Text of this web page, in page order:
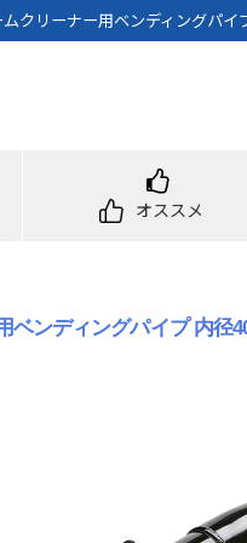
ムクリーナー用ベンディングパ
オススメ
ンディングパイプ 内径